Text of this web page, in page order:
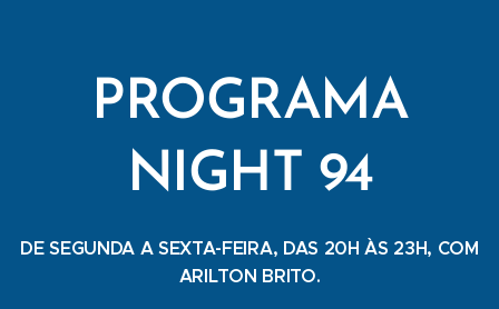
PROGRAMA
NIGHT 94
DE SEGUNDA A SEXTA-FEIRA, DAS 20H ÀS 23H, COM
ARILTON BRITO.